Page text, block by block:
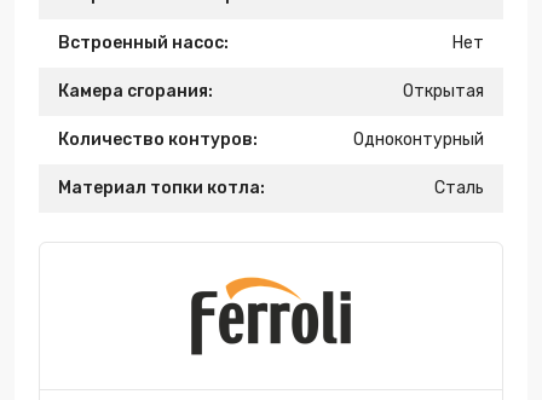
Встроенный насос: Нет
Камера сгорания: Открытая
Количество контуров: Одноконтурный
Материал топки котла: Сталь